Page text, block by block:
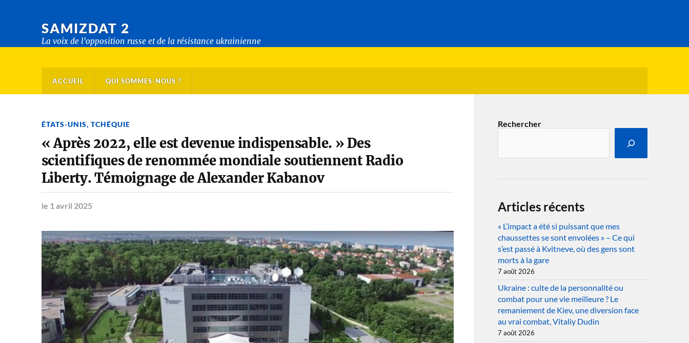
SAMIZDAT 2
La voix de l'opposition russe et de la résistance ukrainienne
ACCUEIL QUI SOMMES-NOUS ?
ÉTATS-UNIS, TCHÉQUIE
« Après 2022, elle est devenue indispensable. » Des
scientifiques de renommée mondiale soutiennent Radio
Liberty. Témoignage de Alexander Kabanov
le 1 avril 2025
Rechercher
Articles récents
« L’impact a été si puissant que mes
chaussettes se sont envolées » – Ce qui
s’est passé à Kvitneve, où des gens sont
morts à la gare
7 août 2026
Ukraine : culte de la personnalité ou
combat pour une vie meilleure ? Le
remaniement de Kiev, une diversion face
au vrai combat, Vitaliy Dudin
7 août 2026